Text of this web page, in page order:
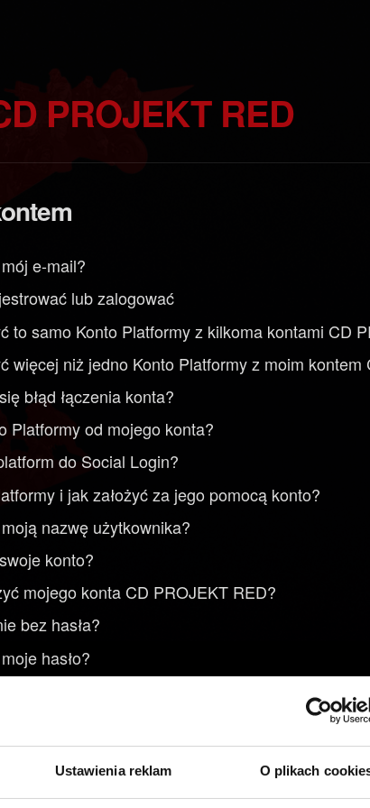
Ustawienia reklam O plikach
PROJEKT RED
e-mail?
lub zalogować
to samo Konto Platformy z kilkoma kontami CD
więcej niż jedno Konto Platformy z moim
błąd łączenia konta?
Platformy od mojego konta?
do Social Login?
i jak założyć za jego pomocą konto?
nazwę użytkownika?
konto?
mojego konta CD PROJEKT RED?
bez hasła?
hasło?